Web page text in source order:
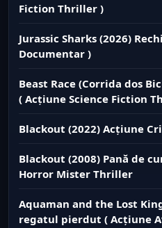
Fiction Thriller )
Jurassic Sharks (2026)
Documentar )
Beast Race (Corrida dos
( Acțiune Science Fiction
Blackout (2022) Acțiune
Blackout (2008) Pană de
Horror Mister Thriller
Aquaman and the Lost
regatul pierdut ( Acțiune